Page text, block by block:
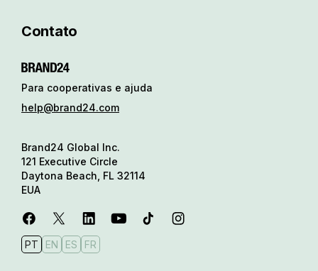
Contato
Para cooperativas e ajuda
help@brand24.com
Brand24 Global Inc.
121 Executive Circle
Daytona Beach, FL 32114
EUA
PT EN ES FR